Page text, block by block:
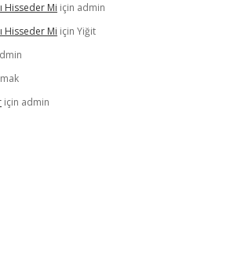
Hisseder Mi için admin
Hisseder Mi için Yiğit
için admin